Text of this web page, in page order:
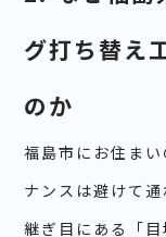
グ打ち替え
のか
福島市にお住ま
ナンスは避けて
継ぎ目にある「